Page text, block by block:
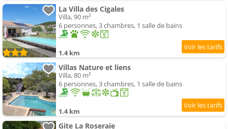
La Villa des Cigales
Villa, 90 m²
6 personnes, 3 chambres, 1 salle de bains
1.4 km
Villas Nature et liens
Villa, 80 m²
6 personnes, 3 chambres, 1 salle de bains
1.4 km
Gite La Roseraie